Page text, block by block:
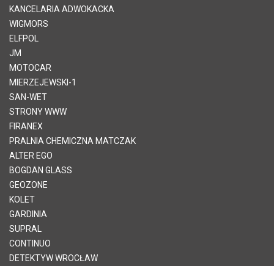
KANCELARIA ADWOKACKA
WIGMORS
ELFPOL
JM
MOTOCAR
MIERZEJEWSKI-1
SAN-WET
STRONY WWW
FIRANEX
PRALNIA CHEMICZNA MATCZAK
ALTER EGO
BOGDAN GLASS
GEOZONE
KOLET
GARDINIA
SUPRAL
CONTINUO
DETEKTYW WROCŁAW